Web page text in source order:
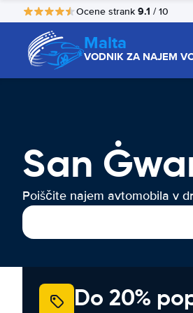
Ocene strank 9.1 / 10
Malta
VODNIK ZA NAJEM
San
Poiščite najem avtomobila v
Do 20%